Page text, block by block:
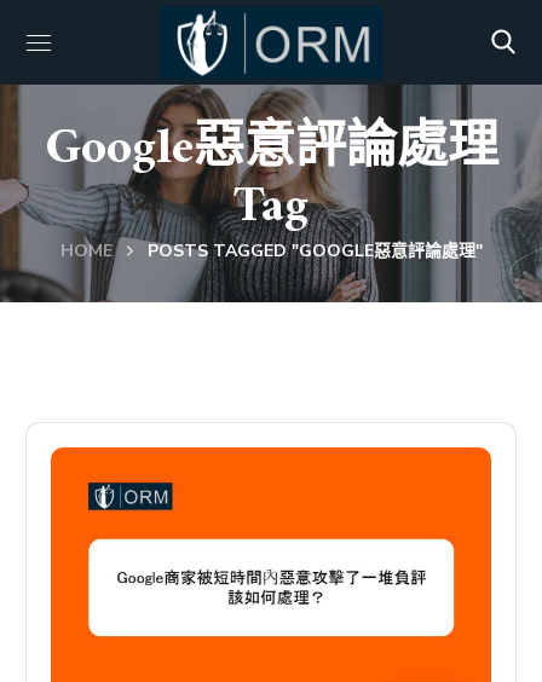
Google惡意評論處理
Tag
HOME POSTS TAGGED "GOOGLE惡意評論處理"